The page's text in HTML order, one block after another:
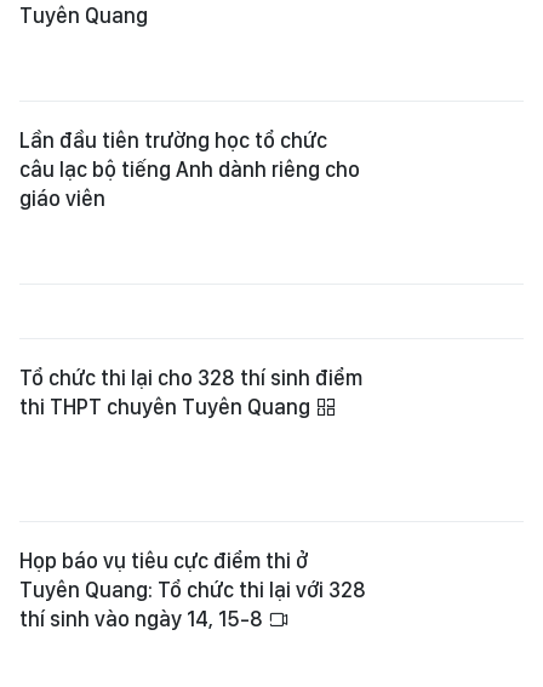
Tuyên Quang
Lần đầu tiên trường học tổ chức
câu lạc bộ tiếng Anh dành riêng cho
giáo viên
Tổ chức thi lại cho 328 thí sinh điểm
thi THPT chuyên Tuyên Quang
Họp báo vụ tiêu cực điểm thi ở
Tuyên Quang: Tổ chức thi lại với 328
thí sinh vào ngày 14, 15-8